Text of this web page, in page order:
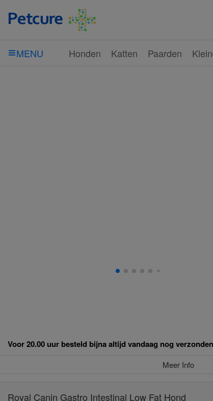
MENU Honden Katten Paarden
Voor 20.00 uur besteld bijna altijd vandaag nog
Meer Info
Royal Canin Gastro Intestinal Low Fat Hond